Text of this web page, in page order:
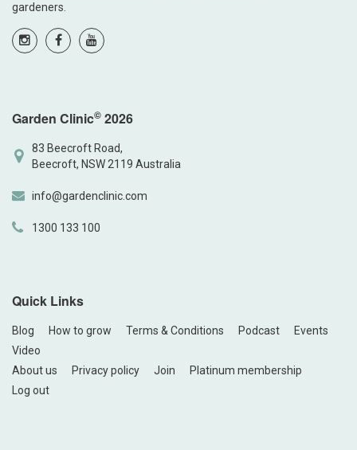
gardeners.
Garden Clinic© 2026
83 Beecroft Road,
Beecroft, NSW 2119 Australia
info@gardenclinic.com
1300 133 100
Quick Links
Blog How to grow Terms & Conditions Podcast
Events
Video
About us
Privacy policy Join
Platinum membership
Log out